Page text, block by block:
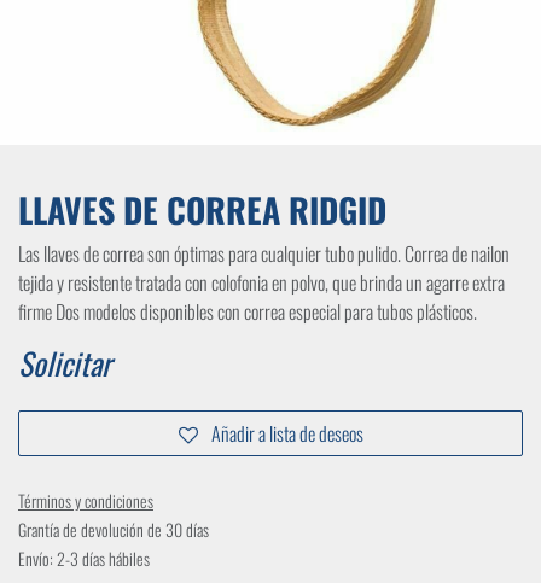
LLAVES DE CORREA RIDGID
Las llaves de correa son óptimas para cualquier tubo pulido. Correa de nailon
tejida y resistente tratada con colofonia en polvo, que brinda un agarre extra
firme Dos modelos disponibles con correa especial para tubos plásticos.
Solicitar
Añadir a lista de deseos
Términos y condiciones
Grantía de devolución de 30 días
Envío: 2-3 días hábiles